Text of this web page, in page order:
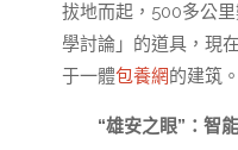
拔地而起，500多公
學討論」的道具，現
于一體包養網的建筑。
“雄安之眼”：智